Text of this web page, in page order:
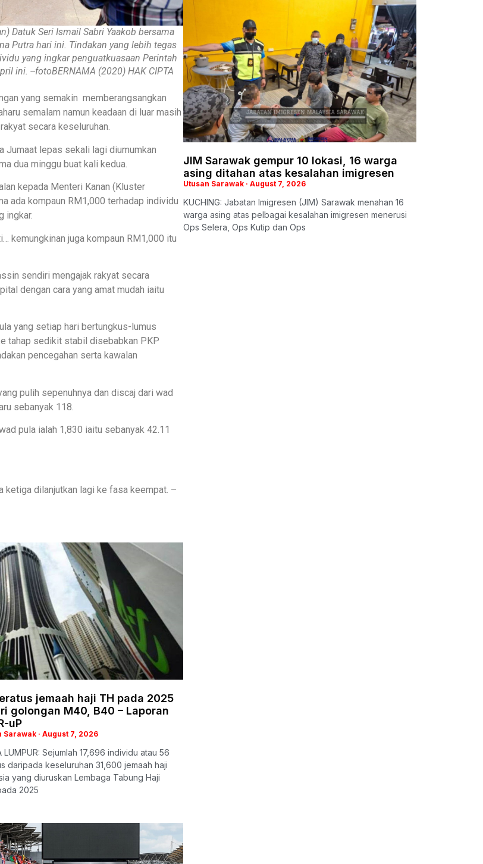
Datuk Seri Ismail Sabri Yaakob bersama
Putra hari ini. Tindakan yang lebih tegas
yang ingkar penguatkuasaan Perintah
ini. --fotoBERNAMA (2020) HAK CIPTA
yang semakin memberangsangkan
semalam namun keadaan di luar masih
secara keseluruhan.
Jumaat lepas sekali lagi diumumkan
dua minggu buat kali kedua.
kepada Menteri Kanan (Kluster
ada kompaun RM1,000 terhadap individu
ingkar.
kemungkinan juga kompaun RM1,000 itu
sendiri mengajak rakyat secara
dengan cara yang amat mudah iaitu
yang setiap hari bertungkus-lumus
tahap sedikit stabil disebabkan PKP
pencegahan serta kawalan
pulih sepenuhnya dan discaj dari wad
sebanyak 118.
pula ialah 1,830 iaitu sebanyak 42.11
ketiga dilanjutkan lagi ke fasa keempat. –
jemaah haji TH pada 2025
golongan M40, B40 – Laporan
uP
Sarawak August 7, 2026
LUMPUR: Sejumlah 17,696 individu atau 56
daripada keseluruhan 31,600 jemaah haji
yang diuruskan Lembaga Tabung Haji
2025
JIM Sarawak gempur 10 lokasi, 16 warga
asing ditahan atas kesalahan imigresen
Utusan Sarawak August 7, 2026
KUCHING: Jabatan Imigresen (JIM) Sarawak menahan 16
warga asing atas pelbagai kesalahan imigresen menerusi
Ops Selera, Ops Kutip dan Ops